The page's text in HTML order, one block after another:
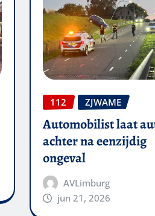
112 ZJWAME
Automobilist laat
achter na eenzijdig
ongeval
AVLimburg
jun 21, 2026